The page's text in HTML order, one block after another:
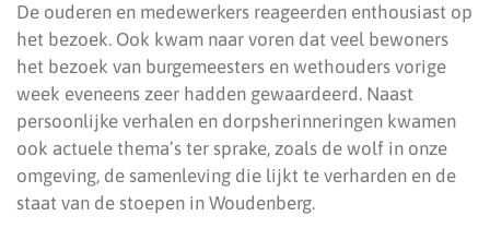
De ouderen en medewerkers reageerden enthousiast op
het bezoek. Ook kwam naar voren dat veel bewoners
het bezoek van burgemeesters en wethouders vorige
week eveneens zeer hadden gewaardeerd. Naast
persoonlijke verhalen en dorpsherinneringen kwamen
ook actuele thema’s ter sprake, zoals de wolf in onze
omgeving, de samenleving die lijkt te verharden en de
staat van de stoepen in Woudenberg.